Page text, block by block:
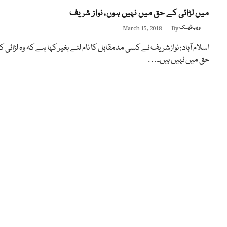
میں لڑائی کے حق میں نہیں ہوں، نواز شریف
March 15, 2018 Byویب ڈیسک
اسلام آباد: نوازشریف نے کسی مدمقابل کا نام لئے بغیر کہا ہے کہ وہ
حق میں نہیں ہیں۔…